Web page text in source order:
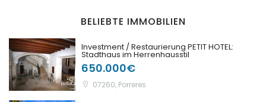
BELIEBTE IMMOBILIEN
Investment / Restaurierung PETIT HOTEL:
Stadthaus im Herrenhausstil
650.000€
07260, Porreres